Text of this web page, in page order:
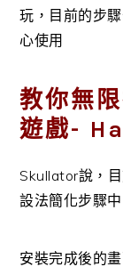
玩，目前的步
心使用
教你無
遊戲-
Skullator說，
設法簡化步驟
安裝完成後的